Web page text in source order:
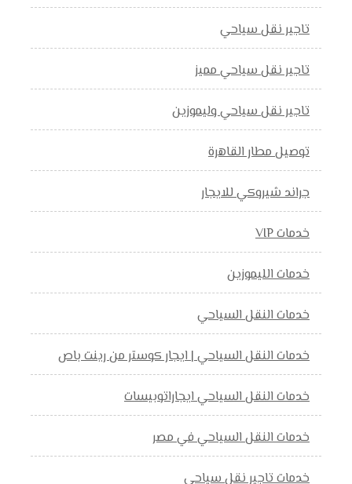
تاجير نقل سياحي
تاجير نقل سياحي مميز
تاجير نقل سياحي وليموزين
توصيل مطار القاهرة
جراند شيروكي للايجار
خدمات VIP
خدمات الليموزين
خدمات النقل السياحي
خدمات النقل السياحي | ايجار كوستر من رينت باص
خدمات النقل السياحي ايجاراتوبيسات
خدمات النقل السياحي في مصر
خدمات تاجير نقل سياحي